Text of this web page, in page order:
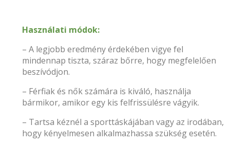
Használati módok:
– A legjobb eredmény érdekében vigye fel
mindennap tiszta, száraz bőrre, hogy megfelelően
beszívódjon.
– Férfiak és nők számára is kiváló, használja
bármikor, amikor egy kis felfrissülésre vágyik.
– Tartsa kéznél a sporttáskájában vagy az irodában,
hogy kényelmesen alkalmazhassa szükség esetén.